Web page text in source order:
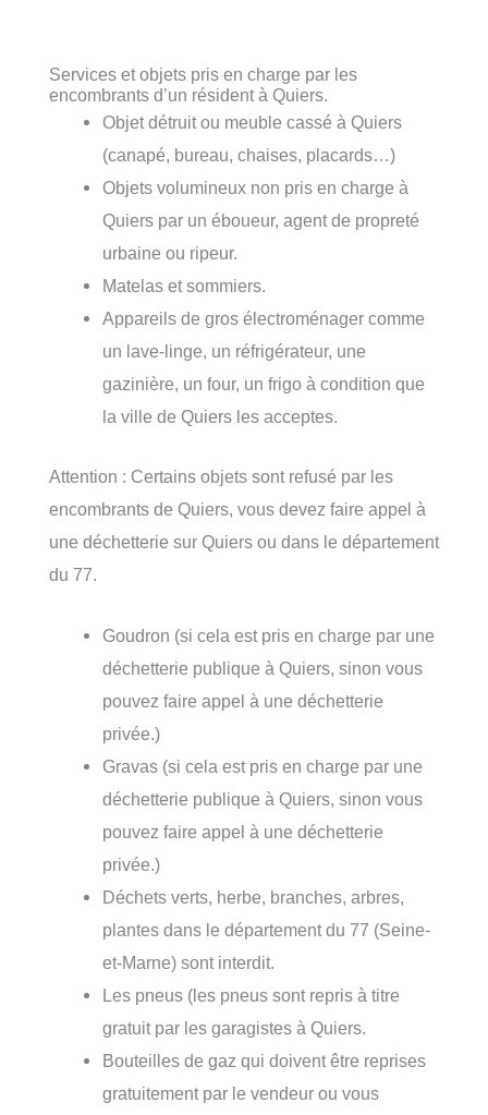
Services et objets pris en charge par les
encombrants d’un résident à Quiers.
Objet détruit ou meuble cassé à Quiers
(canapé, bureau, chaises, placards…)
Objets volumineux non pris en charge à
Quiers par un éboueur, agent de propreté
urbaine ou ripeur.
Matelas et sommiers.
Appareils de gros électroménager comme
un lave-linge, un réfrigérateur, une
gazinière, un four, un frigo à condition que
la ville de Quiers les acceptes.
Attention : Certains objets sont refusé par les
encombrants de Quiers, vous devez faire appel à
une déchetterie sur Quiers ou dans le département
du 77.
Goudron (si cela est pris en charge par une
déchetterie publique à Quiers, sinon vous
pouvez faire appel à une déchetterie
privée.)
Gravas (si cela est pris en charge par une
déchetterie publique à Quiers, sinon vous
pouvez faire appel à une déchetterie
privée.)
Déchets verts, herbe, branches, arbres,
plantes dans le département du 77 (Seine-
et-Marne) sont interdit.
Les pneus (les pneus sont repris à titre
gratuit par les garagistes à Quiers.
Bouteilles de gaz qui doivent être reprises
gratuitement par le vendeur ou vous